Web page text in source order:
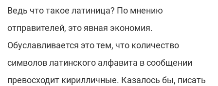
Ведь что такое латиница? По мнению
отправителей, это явная экономия.
Обуславливается это тем, что количество
символов латинского алфавита в сообщении
превосходит кирилличные. Казалось бы, писать